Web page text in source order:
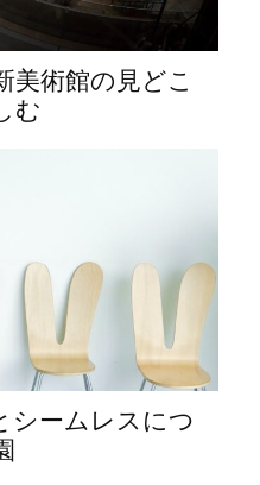
美術館の見どこ
む
シームレスにつ